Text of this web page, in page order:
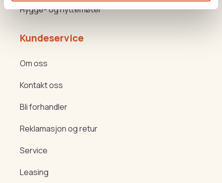
Hygge- og nyttemøter
Kundeservice
Om oss
Kontakt oss
Bli forhandler
Reklamasjon og retur
Service
Leasing